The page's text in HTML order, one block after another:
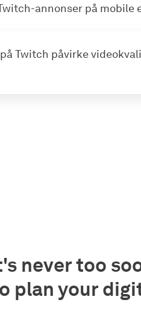
annonser på mobile
Twitch påvirke
never too
plan your